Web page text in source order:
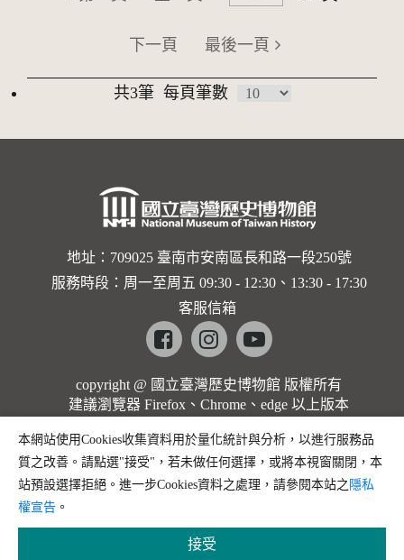
下一頁 最後一頁
共3筆 每頁筆數
地址：709025 臺南市安南區長和路一段250號
服務時段：周一至周五 09:30 - 12:30、13:30 - 17:30
客服信箱
Facebookinstagramyoutube
copyright @ 國立臺灣歷史博物館 版權所有
建議瀏覽器 Firefox、Chrome、edge 以上版本
本網站使用Cookies收集資料用於量化統計與分析，以進行服務品
質之改善。請點選"接受"，若未做任何選擇，或將本視窗關閉，本
站預設選擇拒絕。進一步Cookies資料之處理，請參閱本站之 隱私
權宣告 。
接受